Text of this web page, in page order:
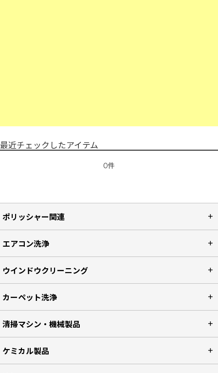
最近チェックしたアイテム
0件
ポリッシャー関連
エアコン洗浄
ウインドウクリーニング
カーペット洗浄
清掃マシン・機械製品
ケミカル製品